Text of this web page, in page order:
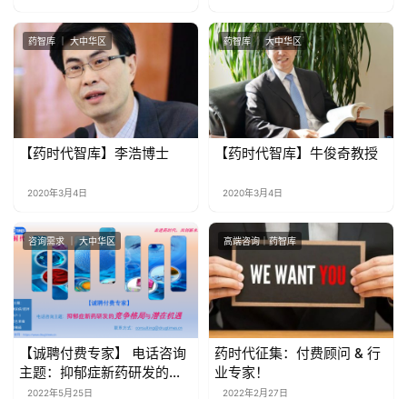
药智库 ｜ 大中华区
【药时代智库】李浩博士
2020年3月4日
药智库 ｜ 大中华区
【药时代智库】牛俊奇教授
2020年3月4日
咨询需求 ｜ 大中华区
【诚聘付费专家】 电话咨询
主题：抑郁症新药研发的竞
争格局与潜在机遇
2022年5月25日
高端咨询｜药智库
药时代征集：付费顾问 & 行
业专家！
2022年2月27日